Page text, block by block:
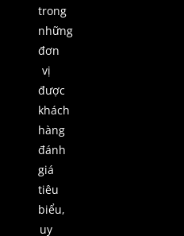
trong
những
đơn
vị
được
khách
hàng
đánh
giá
tiêu
biểu,
uy